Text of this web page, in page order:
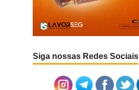
Siga nossas Redes Sociais